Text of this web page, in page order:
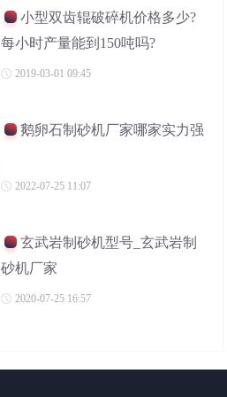
小型双齿辊破碎机价格多少?
每小时产量能到150吨吗?
2019-03-01 09:45
鹅卵石制砂机厂家哪家实力强
2022-07-25 11:07
玄武岩制砂机型号_玄武岩制
砂机厂家
2020-07-25 16:57